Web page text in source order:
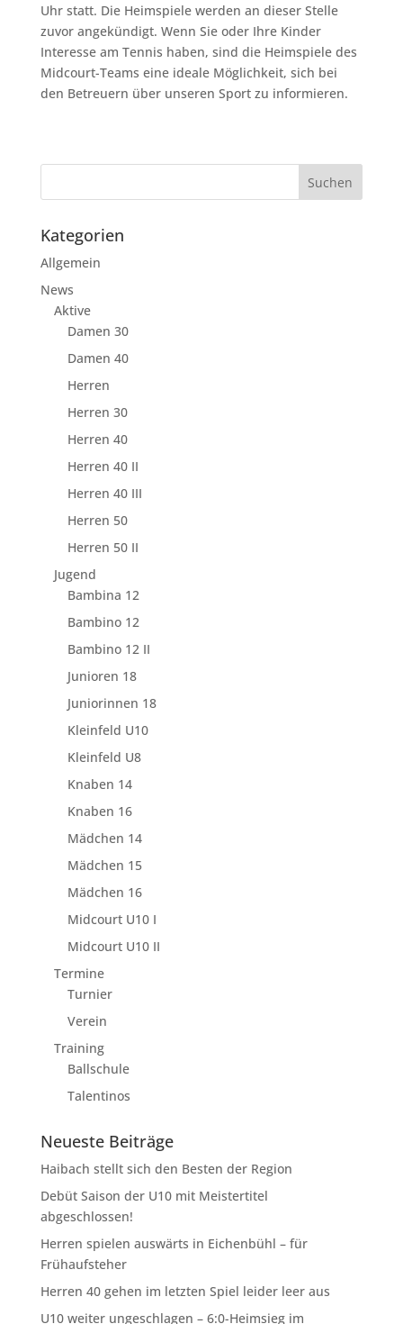
Uhr statt. Die Heimspiele werden an dieser Stelle
zuvor angekündigt. Wenn Sie oder Ihre Kinder
Interesse am Tennis haben, sind die Heimspiele des
Midcourt-Teams eine ideale Möglichkeit, sich bei
den Betreuern über unseren Sport zu informieren.
Kategorien
Allgemein
News
Aktive
Damen 30
Damen 40
Herren
Herren 30
Herren 40
Herren 40 II
Herren 40 III
Herren 50
Herren 50 II
Jugend
Bambina 12
Bambino 12
Bambino 12 II
Junioren 18
Juniorinnen 18
Kleinfeld U10
Kleinfeld U8
Knaben 14
Knaben 16
Mädchen 14
Mädchen 15
Mädchen 16
Midcourt U10 I
Midcourt U10 II
Termine
Turnier
Verein
Training
Ballschule
Talentinos
Neueste Beiträge
Haibach stellt sich den Besten der Region
Debüt Saison der U10 mit Meistertitel
abgeschlossen!
Herren spielen auswärts in Eichenbühl – für
Frühaufsteher
Herren 40 gehen im letzten Spiel leider leer aus
U10 weiter ungeschlagen – 6:0-Heimsieg im